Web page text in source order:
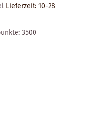
Lieferzeit: 10-28
3500